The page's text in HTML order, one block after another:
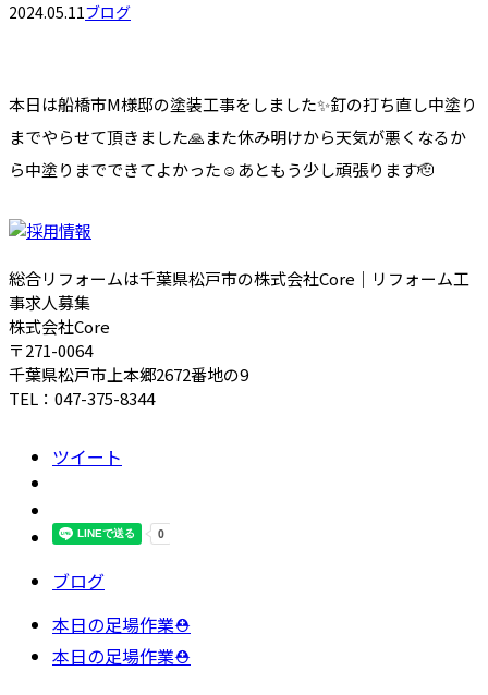
2024.05.11ブログ
本日は船橋市M様邸の塗装工事をしました✨釘の打ち直し中塗り
までやらせて頂きました🙏また休み明けから天気が悪くなるか
ら中塗りまでできてよかった☺️あともう少し頑張ります🫡
総合リフォームは千葉県松戸市の株式会社Core｜リフォーム工
事求人募集
株式会社Core
〒271-0064
千葉県松戸市上本郷2672番地の9
TEL：047-375-8344
ツイート
ブログ
本日の足場作業⛑️
本日の足場作業⛑️